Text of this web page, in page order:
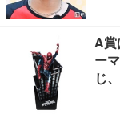
A賞
ー
じ